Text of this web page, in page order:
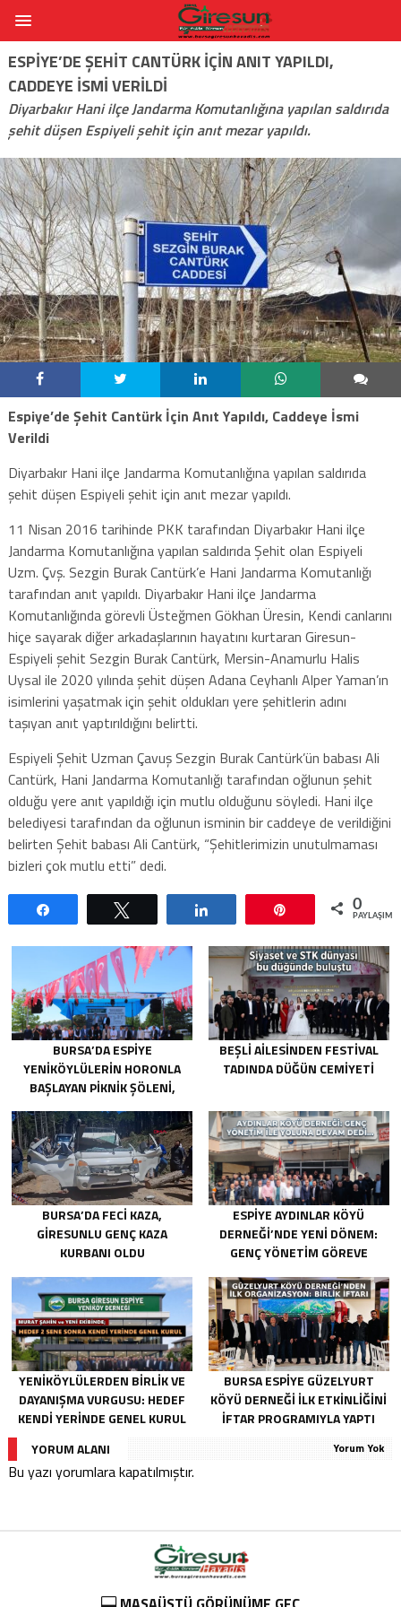
ESPIYE’DE ŞEHIT CANTÜRK İÇIN ANIT YAPILDI,
CADDEYE İSMI VERILDI
Diyarbakır Hani ilçe Jandarma Komutanlığına yapılan saldırıda
şehit düşen Espiyeli şehit için anıt mezar yapıldı.
Espiye’de Şehit Cantürk İçin Anıt Yapıldı, Caddeye İsmi
Verildi
Diyarbakır Hani ilçe Jandarma Komutanlığına yapılan saldırıda
şehit düşen Espiyeli şehit için anıt mezar yapıldı.
11 Nisan 2016 tarihinde PKK tarafından Diyarbakır Hani ilçe
Jandarma Komutanlığına yapılan saldırıda Şehit olan Espiyeli
Uzm. Çvş. Sezgin Burak Cantürk’e Hani Jandarma Komutanlığı
tarafından anıt yapıldı. Diyarbakır Hani ilçe Jandarma
Komutanlığında görevli Üsteğmen Gökhan Üresin, Kendi canlarını
hiçe sayarak diğer arkadaşlarının hayatını kurtaran Giresun-
Espiyeli şehit Sezgin Burak Cantürk, Mersin-Anamurlu Halis
Uysal ile 2020 yılında şehit düşen Adana Ceyhanlı Alper Yaman’ın
isimlerini yaşatmak için şehit oldukları yere şehitlerin adını
taşıyan anıt yaptırıldığını belirtti.
Espiyeli Şehit Uzman Çavuş Sezgin Burak Cantürk’ün babası Ali
Cantürk, Hani Jandarma Komutanlığı tarafından oğlunun şehit
olduğu yere anıt yapıldığı için mutlu olduğunu söyledi. Hani ilçe
belediyesi tarafından da oğlunun isminin bir caddeye de verildiğini
belirten Şehit babası Ali Cantürk, “Şehitlerimizin unutulmaması
bizleri çok mutlu etti” dedi.
0
BURSA’DA ESPIYE
YENIKÖYLÜLERIN HORONLA
BAŞLAYAN PIKNIK ŞÖLENI,
TAÇLANDI
BEŞLI AILESINDEN FESTIVAL
TADINDA DÜĞÜN CEMIYETI
BURSA’DA FECI KAZA,
GIRESUNLU GENÇ KAZA
KURBANI OLDU
ESPIYE AYDINLAR KÖYÜ
DERNEĞI’NDE YENI DÖNEM:
GENÇ YÖNETIM GÖREVE
YENIKÖYLÜLERDEN BIRLIK VE
DAYANIŞMA VURGUSU: HEDEF
KENDI YERINDE GENEL KURUL
BURSA ESPIYE GÜZELYURT
KÖYÜ DERNEĞI İLK ETKINLIĞINI
İFTAR PROGRAMIYLA YAPTI
YORUM ALANI
Yorum Yok
Bu yazı yorumlara kapatılmıştır.